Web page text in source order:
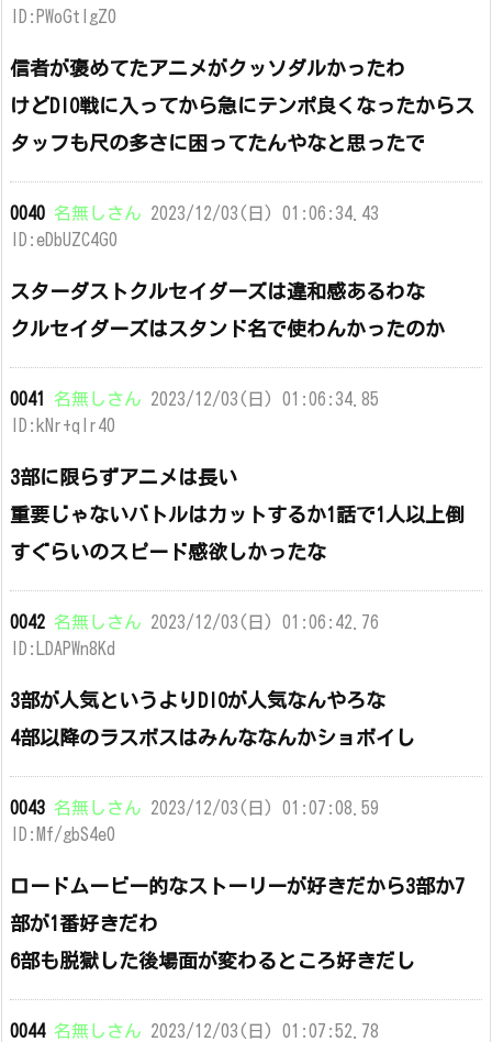
ID:PWoGtIgZ0
信者が褒めてたアニメがクッソダルかったわ
けどDIO戦に入ってから急にテンポ良くなったからス
タッフも尺の多さに困ってたんやなと思ったで
0040 名無しさん 2023/12/03(日) 01:06:34.43
ID:eDbUZC4G0
スターダストクルセイダーズは違和感あるわな
クルセイダーズはスタンド名で使わんかったのか
0041 名無しさん 2023/12/03(日) 01:06:34.85
ID:kNr+qlr40
3部に限らずアニメは長い
重要じゃないバトルはカットするか1話で1人以上倒
すぐらいのスピード感欲しかったな
0042 名無しさん 2023/12/03(日) 01:06:42.76
ID:LDAPWn8Kd
3部が人気というよりDIOが人気なんやろな
4部以降のラスボスはみんななんかショボイし
0043 名無しさん 2023/12/03(日) 01:07:08.59
ID:Mf/gbS4e0
ロードムービー的なストーリーが好きだから3部か7
部が1番好きだわ
6部も脱獄した後場面が変わるところ好きだし
0044 名無しさん 2023/12/03(日) 01:07:52.78